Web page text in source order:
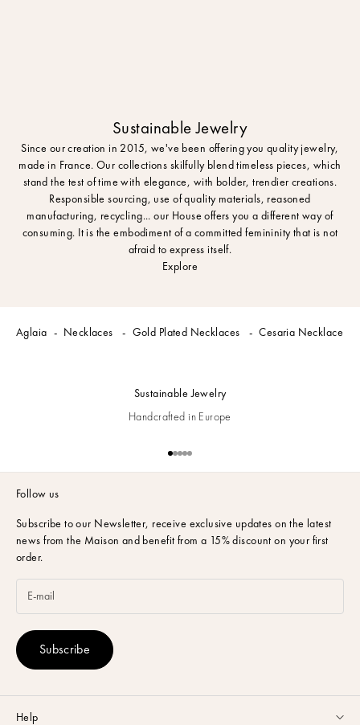
Sustainable Jewelry
Since our creation in 2015, we've been offering you quality jewelry,
made in France. Our collections skilfully blend timeless pieces, which
stand the test of time with elegance, with bolder, trendier creations.
Responsible sourcing, use of quality materials, reasoned
manufacturing, recycling... our House offers you a different way of
consuming. It is the embodiment of a committed femininity that is not
afraid to express itself.
Explore
Aglaia Necklaces Gold Plated Necklaces Cesaria Necklace
Sustainable Jewelry
Handcrafted in Europe
Go to item 1
Go to item 2
Go to item 3
Go to item 4
Go to item 5
Follow us
Subscribe to our Newsletter, receive exclusive updates on the latest
news from the Maison and benefit from a 15% discount on your first
order.
Subscribe
Help